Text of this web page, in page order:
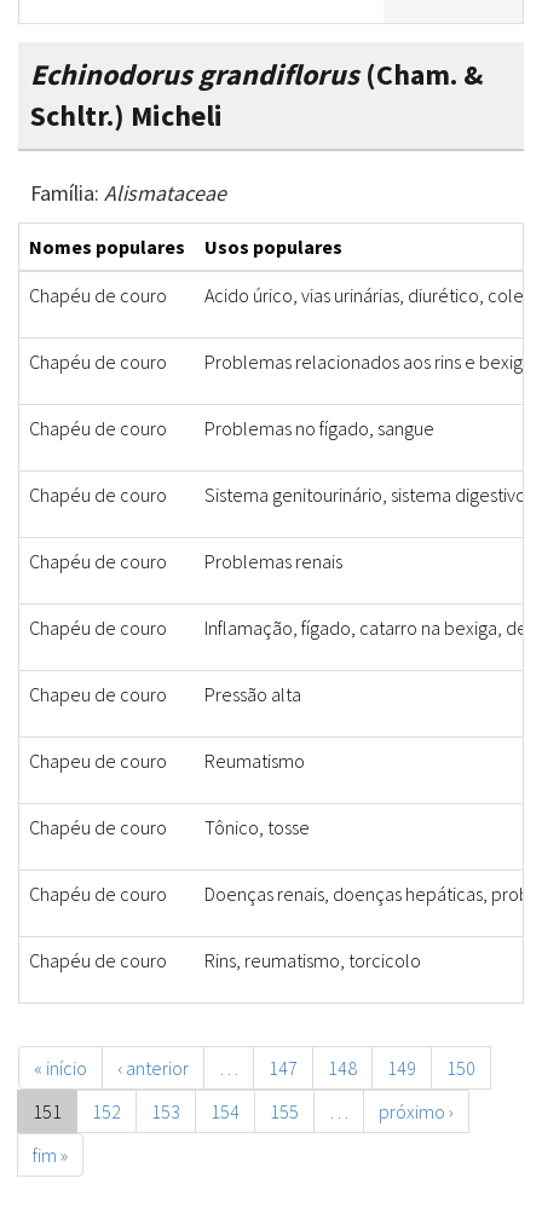
Echinodorus grandiflorus(Cham. &
Schltr.) Micheli
Família: Alismataceae
Nomes populares
Usos populares
Chapéu de couro
Acido úrico, vias urinárias, diurético,
Chapéu de couro Problemas relacionados aos rins e bexiga
Chapéu de couro Problemas no fígado, sangue
Chapéu de couro Sistema genitourinário, sistema digestivo
Chapéu de couro Problemas renais
Chapéu de couro Inflamação, fígado, catarro na bexiga,
Chapeu de couro Pressão alta
Chapeu de couro Reumatismo
Chapéu de couro Tônico, tosse
Chapéu de couro Doenças renais, doenças hepáticas,
Chapéu de couro Rins, reumatismo, torcicolo
« início ‹ anterior … 147 148 149
150
151
152 153 154 155 …
próximo ›
fim »